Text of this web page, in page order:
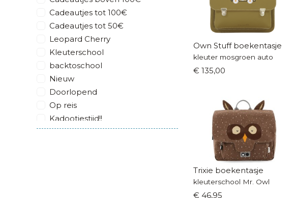
Cadeautjes tot 100€
Cadeautjes tot 50€
Leopard Cherry
Kleuterschool
backtoschool
Nieuw
Doorlopend
Op reis
Kadootjestijd!!
Own Stuff boekentasje
kleuter mosgroen auto
€ 135,00
Trixie boekentasje
kleuterschool Mr. Owl
€ 46,95